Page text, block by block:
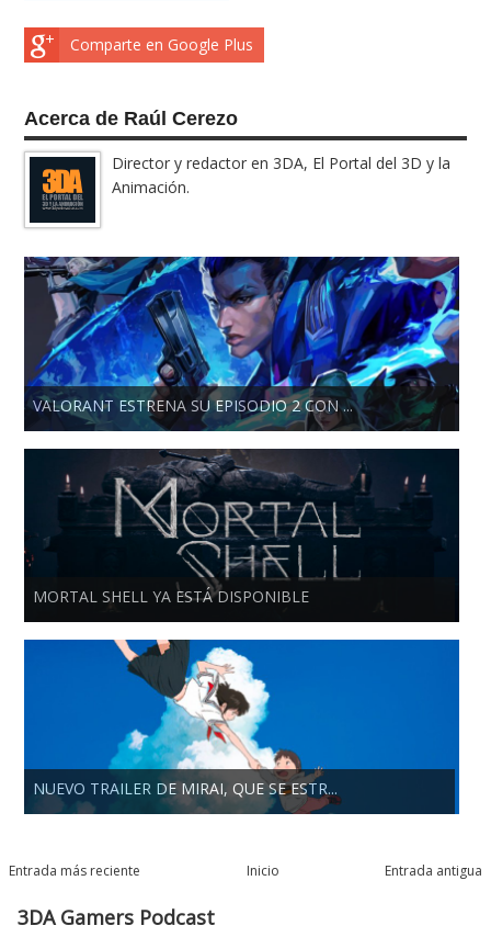
Comparte en Google Plus
Acerca de Raúl Cerezo
Director y redactor en 3DA, El Portal del 3D y la
Animación.
VALORANT ESTRENA SU EPISODIO 2 CON ...
MORTAL SHELL YA ESTÁ DISPONIBLE
NUEVO TRAILER DE MIRAI, QUE SE ESTR...
Entrada más reciente Entrada antigua
Inicio
3DA Gamers Podcast